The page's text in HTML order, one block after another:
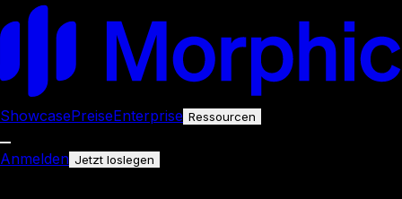
ShowcasePreiseEnterprise Ressourcen
Anmelden Jetzt loslegen